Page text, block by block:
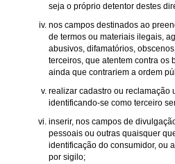
seja o próprio detentor destes
nos campos destinados ao
de termos ou materiais ilegais,
abusivos, difamatórios,
terceiros, que atentem contra os
ainda que contrariem a ordem
realizar cadastro ou reclamação
identificando-se como terceiro
inserir, nos campos de
pessoais ou outras quaisquer
identificação do consumidor, ou
por sigilo;